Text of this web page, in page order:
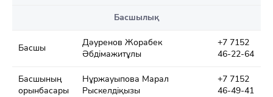
Басшылық
Басшы
Дәуренов Жорабек
Әбдімажитұлы
+7 7152
46-22-64
Басшының
орынбасары
Нұржауыпова Марал
Рыскелдіқызы
+7 7152
46-49-41